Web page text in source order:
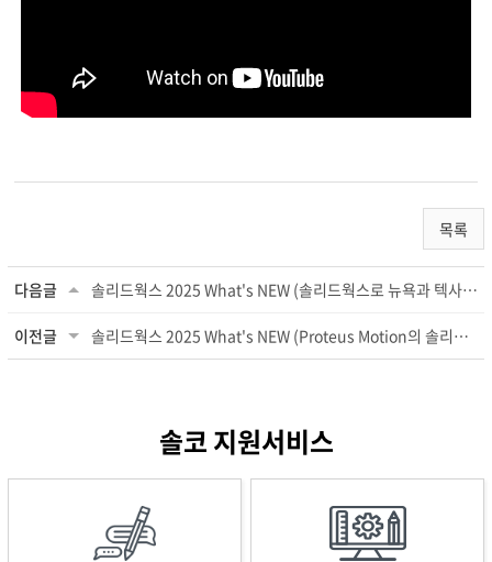
목록
다음글 솔리드웍스 2025 What's NEW (솔리드웍스로 뉴욕과 텍사스에서 협업)
이전글 솔리드웍스 2025 What's NEW (Proteus Motion의 솔리드웍스와 함께하는 성장기)
솔코 지원서비스